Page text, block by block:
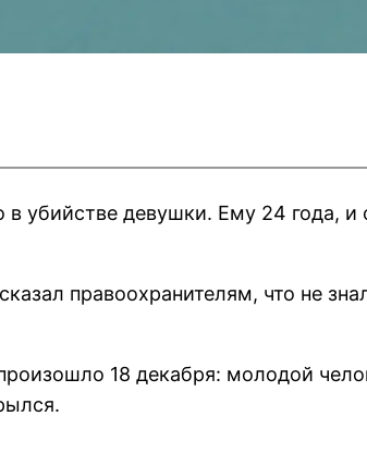
убийстве девушки. Ему 24 года,
правоохранителям, что не
18 декабря: молодой